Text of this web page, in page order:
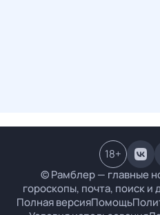
© Рамблер — главные
гороскопы, почта, поиск
Полная версияПомощь
18+